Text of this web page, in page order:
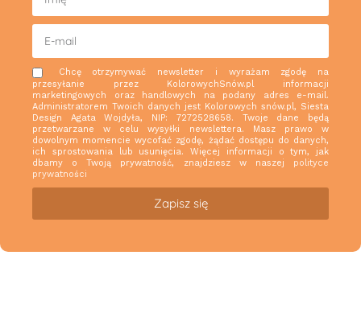
Chcę otrzymywać newsletter i wyrażam zgodę na
przesyłanie przez KolorowychSnów.pl informacji
marketingowych oraz handlowych na podany adres e-mail.
Administratorem Twoich danych jest Kolorowych snów.pl, Siesta
Design Agata Wojdyła, NIP: 7272528658. Twoje dane będą
przetwarzane w celu wysyłki newslettera. Masz prawo w
dowolnym momencie wycofać zgodę, żądać dostępu do danych,
ich sprostowania lub usunięcia. Więcej informacji o tym, jak
dbamy o Twoją prywatność, znajdziesz w naszej polityce
prywatności
Zapisz się